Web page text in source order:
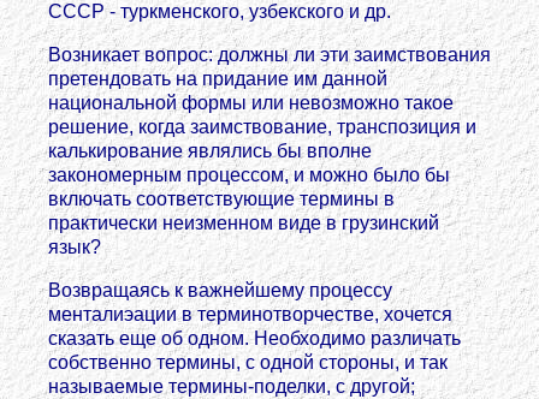
СССР - туркменского, узбекского и др.
Возникает вопрос: должны ли эти заимствования
претендовать на придание им данной
национальной формы или невозможно такое
решение, когда заимствование, транспозиция и
калькирование являлись бы вполне
закономерным процессом, и можно было бы
включать соответствующие термины в
практически неизменном виде в грузинский
язык?
Возвращаясь к важнейшему процессу
менталиэации в терминотворчестве, хочется
сказать еще об одном. Необходимо различать
собственно термины, с одной стороны, и так
называемые термины-поделки, с другой;